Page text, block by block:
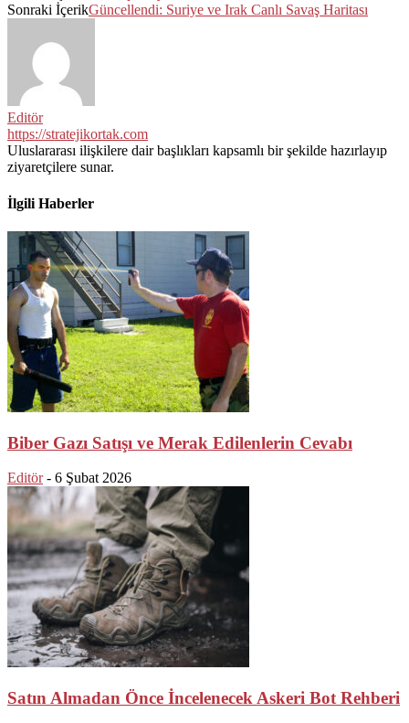
Sonraki İçerikGüncellendi: Suriye ve Irak Canlı Savaş Haritası
Editör
https://stratejikortak.com
Uluslararası ilişkilere dair başlıkları kapsamlı bir şekilde hazırlayıp
ziyaretçilere sunar.
İlgili Haberler
Biber Gazı Satışı ve Merak Edilenlerin Cevabı
Editör - 6 Şubat 2026
Satın Almadan Önce İncelenecek Askeri Bot Rehberi